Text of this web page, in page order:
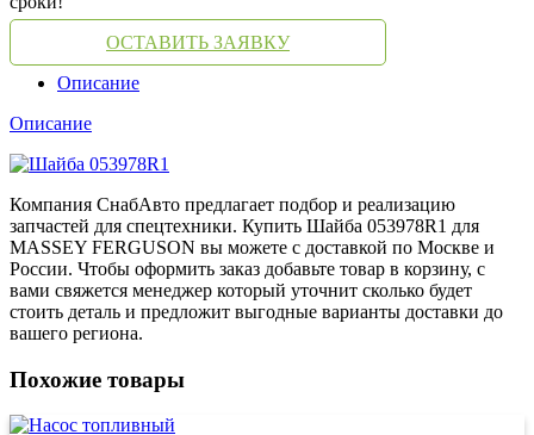
ОСТАВИТЬ ЗАЯВКУ
Описание
Описание
Компания СнабАвто предлагает подбор и реализацию
запчастей для спецтехники. Купить Шайба 053978R1 для
MASSEY FERGUSON вы можете с доставкой по Москве и
России. Чтобы оформить заказ добавьте товар в корзину, с
вами свяжется менеджер который уточнит сколько будет
стоить деталь и предложит выгодные варианты доставки до
вашего региона.
Похожие товары